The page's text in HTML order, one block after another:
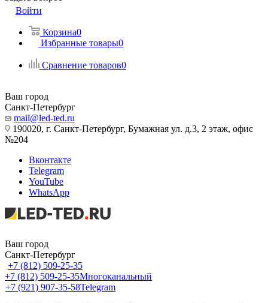
Войти
Корзина0
Избранные товары0
Сравнение товаров0
Ваш город
Санкт-Петербург
mail@led-ted.ru
190020, г. Санкт-Петербург, Бумажная ул. д.3, 2 этаж, офис
№204
Вконтакте
Telegram
YouTube
WhatsApp
Ваш город
Санкт-Петербург
+7 (812) 509-25-35
+7 (812) 509-25-35Многоканальный
+7 (921) 907-35-58Telegram